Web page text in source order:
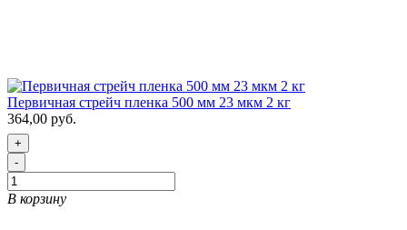
Первичная стрейч пленка 500 мм 23 мкм 2 кг
364,00 руб.
+
-
В корзину